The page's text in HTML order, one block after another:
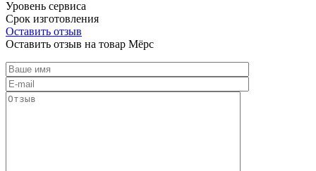
Уровень сервиса
Срок изготовления
Оставить отзыв
Оставить отзыв на товар Мёрс